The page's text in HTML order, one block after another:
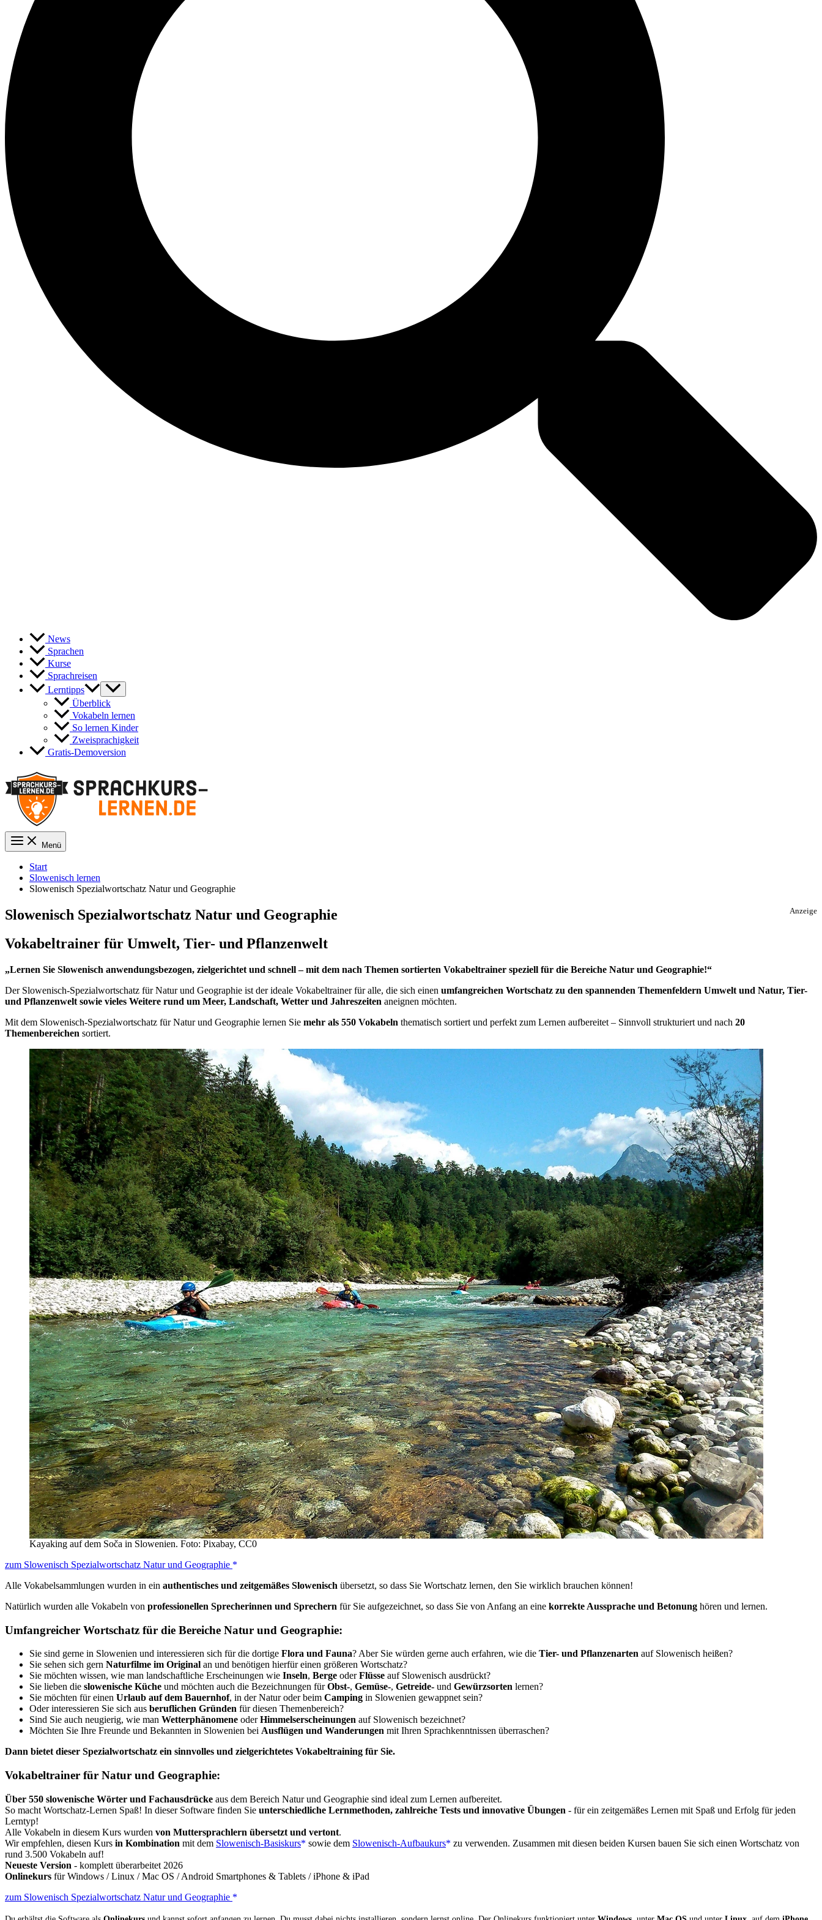
News
Sprachen
Kurse
Sprachreisen
Lerntipps
Überblick
Vokabeln lernen
So lernen Kinder
Zweisprachigkeit
Gratis-Demoversion
Menü
Start
Slowenisch lernen
Slowenisch Spezialwortschatz Natur und Geographie
Anzeige
Slowenisch Spezialwortschatz Natur und Geographie
Vokabeltrainer für Umwelt, Tier- und Pflanzenwelt
„Lernen Sie Slowenisch anwendungsbezogen, zielgerichtet und schnell – mit dem nach Themen sortierten Vokabeltrainer speziell für die Bereiche Natur und Geographie!“
Der Slowenisch-Spezialwortschatz für Natur und Geographie ist der ideale Vokabeltrainer für alle, die sich einen umfangreichen Wortschatz zu den spannenden Themenfeldern Umwelt und Natur, Tier-
und Pflanzenwelt sowie vieles Weitere rund um Meer, Landschaft, Wetter und Jahreszeiten aneignen möchten.
Mit dem Slowenisch-Spezialwortschatz für Natur und Geographie lernen Sie mehr als 550 Vokabeln thematisch sortiert und perfekt zum Lernen aufbereitet – Sinnvoll strukturiert und nach 20
Themenbereichen sortiert.
Kayaking auf dem Soča in Slowenien. Foto: Pixabay, CC0
zum Slowenisch Spezialwortschatz Natur und Geographie
Alle Vokabelsammlungen wurden in ein authentisches und zeitgemäßes Slowenisch übersetzt, so dass Sie Wortschatz lernen, den Sie wirklich brauchen können!
Natürlich wurden alle Vokabeln von professionellen Sprecherinnen und Sprechern für Sie aufgezeichnet, so dass Sie von Anfang an eine korrekte Aussprache und Betonung hören und lernen.
Umfangreicher Wortschatz für die Bereiche Natur und Geographie:
Sie sind gerne in Slowenien und interessieren sich für die dortige Flora und Fauna? Aber Sie würden gerne auch erfahren, wie die Tier- und Pflanzenarten auf Slowenisch heißen?
Sie sehen sich gern Naturfilme im Original an und benötigen hierfür einen größeren Wortschatz?
Sie möchten wissen, wie man landschaftliche Erscheinungen wie Inseln, Berge oderFlüsse auf Slowenisch ausdrückt?
Sie lieben die slowenische Küche und möchten auch die Bezeichnungen fürObst-, Gemüse-, Getreide- und Gewürzsorten lernen?
Sie möchten für einen Urlaub auf dem Bauernhof, in der Natur oder beim Camping in Slowenien gewappnet sein?
Oder interessieren Sie sich aus beruflichen Gründen für diesen Themenbereich?
Sind Sie auch neugierig, wie man Wetterphänomene oderHimmelserscheinungen auf Slowenisch bezeichnet?
Möchten Sie Ihre Freunde und Bekannten in Slowenien bei Ausflügen und Wanderungen mit Ihren Sprachkenntnissen überraschen?
Dann bietet dieser Spezialwortschatz ein sinnvolles und zielgerichtetes Vokabeltraining für Sie.
Vokabeltrainer für Natur und Geographie:
Über 550 slowenische Wörter und Fachausdrücke aus dem Bereich Natur und Geographie sind ideal zum Lernen aufbereitet.
So macht Wortschatz-Lernen Spaß! In dieser Software finden Sie unterschiedliche Lernmethoden, zahlreiche Tests und innovative Übungen - für ein zeitgemäßes Lernen mit Spaß und Erfolg für jeden
Lerntyp!
Alle Vokabeln in diesem Kurs wurden von Muttersprachlern übersetzt und vertont.
Wir empfehlen, diesen Kurs in Kombination mit dem Slowenisch-Basiskurs sowie dem Slowenisch-Aufbaukurs
zu verwenden. Zusammen mit diesen beiden Kursen bauen Sie sich einen Wortschatz von
rund 3.500 Vokabeln auf!
Neueste Version - komplett überarbeitet 2026
Onlinekurs für Windows / Linux / Mac OS / Android Smartphones & Tablets / iPhone & iPad
zum Slowenisch Spezialwortschatz Natur und Geographie